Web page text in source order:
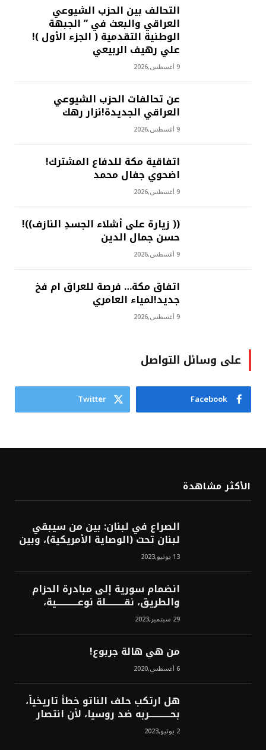
التحالف بين الحزب الشيوعي
العراقي والبعث في ” الجبهة
الوطنية التقدمية ( الجزء الأول )!
علي رهيف الربيعي
9 أغسطس,2026
عن تحالفات الحزب الشيوعي
العراقي الجديدة!نزار رهك
9 أغسطس,2026
اتفاقية مكة للدفاع المشترك!
اضحوي جفال محمد
9 أغسطس,2026
(( زيارة على أشلاء الجسدِ النازف))!
حسن جمال الدين
9 أغسطس,2026
اتفاق مكة… فرصة للعراق ام فخ
جديد!لمياء العامري
9 أغسطس,2026
على وسائل التواصل
Facebook
Twitter
الأكثر مشاهدة
الصراع في لبنان: بين من سيبقي
لبنان تحت (الوصاية الأمريكية)، وبين
من سيخرج لبنان من النفق الغربي!
محمد محسن13 يونيو,2023
انضمام سورية إلى مبادرة الحزام
والطريق، نقــــــــــلة نوعــــــــــــية،
استراتيجية، تاريخية، نهائية، نحو
الشرق!محمد محسن29 سبتمبر,2023
من هي هالة جربوع!
6 أغسطس,2020
هل ارتكب حلف الناتو خطأً تاريخياً،
بحــــــــــــربه ضد روسيا، لأن انتصار
روسيا الحتمي، سيفتت الناتو!محمد
محسن 2 يونيو,2023